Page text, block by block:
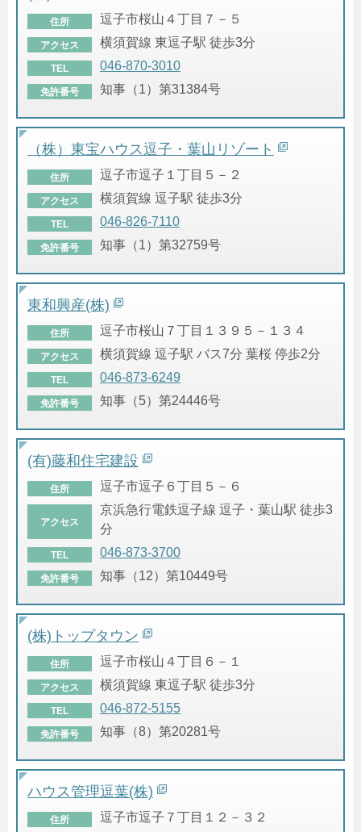
住所 逗子市桜山４丁目７－５
アクセス 横須賀線 東逗子駅 徒歩3分
TEL 046-870-3010
免許番号 知事（1）第31384号
（株）東宝ハウス逗子・葉山リゾート
住所 逗子市逗子１丁目５－２
アクセス 横須賀線 逗子駅 徒歩3分
TEL 046-826-7110
免許番号 知事（1）第32759号
東和興産(株)
住所 逗子市桜山７丁目１３９５－１３４
アクセス 横須賀線 逗子駅 バス7分 葉桜 停歩2分
TEL 046-873-6249
免許番号 知事（5）第24446号
(有)藤和住宅建設
住所 逗子市逗子６丁目５－６
アクセス
京浜急行電鉄逗子線 逗子・葉山駅 徒歩3
分
TEL 046-873-3700
免許番号 知事（12）第10449号
(株)トップタウン
住所 逗子市桜山４丁目６－１
アクセス 横須賀線 東逗子駅 徒歩3分
TEL 046-872-5155
免許番号 知事（8）第20281号
ハウス管理逗葉(株)
住所 逗子市逗子７丁目１２－３２